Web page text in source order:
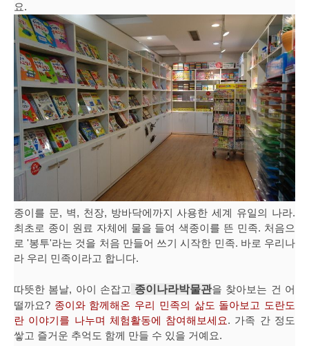
요.
종이를 문, 벽, 천장, 방바닥에까지 사용한 세계 유일의 나라.
최초로 종이 원료 자체에 물을 들여 색종이를 뜬 민족. 처음으
로 '봉투'라는 것을 처음 만들어 쓰기 시작한 민족. 바로 우리나
라 우리 민족이라고 합니다.
따뜻한 봄날, 아이 손잡고 종이나라박물관을 찾아보는 건 어
떨까요? 종이와 함께해온 우리 민족의 삶도 돌아보고 도란도
란 이야기를 나누며 체험활동에 참여해보세요. 가족 간 정도
쌓고 즐거운 추억도 함께 만들 수 있을 거예요.